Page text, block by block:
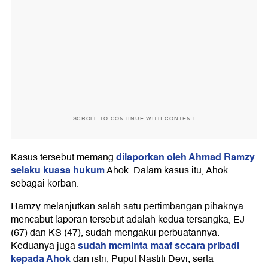
SCROLL TO CONTINUE WITH CONTENT
Kasus tersebut memangdilaporkan oleh Ahmad Ramzy
selaku kuasa hukumAhok. Dalam kasus itu, Ahok
sebagai korban.
Ramzy melanjutkan salah satu pertimbangan pihaknya
mencabut laporan tersebut adalah kedua tersangka, EJ
(67) dan KS (47), sudah mengakui perbuatannya.
Keduanya jugasudah meminta maaf secara pribadi
kepada Ahokdan istri, Puput Nastiti Devi, serta